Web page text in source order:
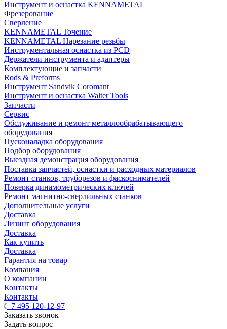
Инструмент и оснастка KENNAMETAL
Фрезерование
Сверление
KENNAMETAL Точение
KENNAMETAL Нарезание резьбы
Инструментальная оснастка из PCD
Держатели инструмента и адаптеры
Комплектующие и запчасти
Rods & Preforms
Инструмент Sandvik Coromant
Инструмент и оснастка Walter Tools
Запчасти
Сервис
Обслуживание и ремонт металлообрабатывающего
оборудования
Пусконаладка оборудования
Подбор оборудования
Выездная демонстрация оборудования
Поставка запчастей, оснастки и расходных материалов
Ремонт станков, труборезов и фаскоснимателей
Поверка динамометрических ключей
Ремонт магнитно-сверлильных станков
Дополнительные услуги
Доставка
Лизинг оборудования
Доставка
Как купить
Доставка
Гарантия на товар
Компания
О компании
Контакты
Контакты
+7 495 120-12-97
Заказать звонок
Задать вопрос